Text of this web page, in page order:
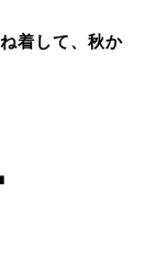
着して、秋か